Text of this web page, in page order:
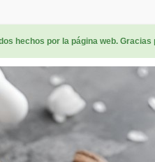
hechos por la página web.